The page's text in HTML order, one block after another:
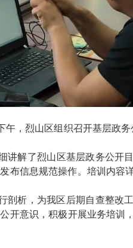
午，烈山区组织召开基层政
讲解了烈山区基层政务公开
布信息规范操作。培训内容
剖析，为我区 后期自查整改
开意识，积极开展业务培训